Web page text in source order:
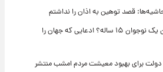
قصد توهین به اذان را نداشتم
راز طول عمر انسان در دستان یک نوجوان ۱۵ ساله؟ ادعایی که جهان را
دولت برای بهبود معیشت مردم امشب منتشر